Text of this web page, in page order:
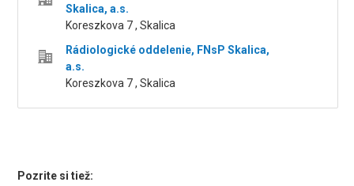
Skalica, a.s.
Koreszkova 7 , Skalica
Rádiologické oddelenie, FNsP Skalica,
a.s.
Koreszkova 7 , Skalica
Pozrite si tiež: